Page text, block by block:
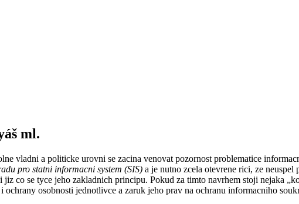
ml.
vladni a politicke urovni se zacina venovat pozornost problematice
pro statni informacni system (SIS) a je nutno zcela otevrene rici, ze
co se tyce jeho zakladnich principu. Pokud za timto navrhem stoji nejaka
ochrany osobnosti jednotlivce a zaruk jeho prav na ochranu informacniho